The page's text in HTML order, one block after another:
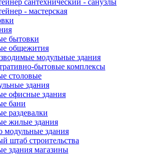
сантехнический - санузлы
- мастерская
бытовки
общежития
модульные здания
бытовые комплексы
столовые
здания
офисные здания
бани
раздевалки
жилые здания
модульные здания
штаб строительства
здания магазины